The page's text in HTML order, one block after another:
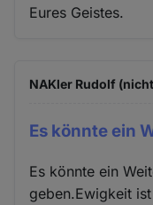
Eures Geistes.
NAKler Rudolf
Es könnte ein
Es könnte ein
geben.Ewigkeit